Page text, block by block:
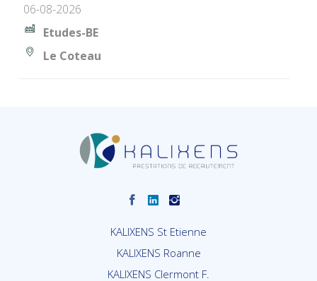
06-08-2026
Etudes-BE
Le Coteau
KALIXENS St Etienne
KALIXENS Roanne
KALIXENS Clermont F.